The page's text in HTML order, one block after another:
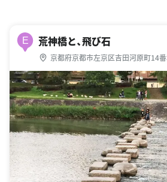
E 荒神橋と、飛び石
京都府京都市左京区吉田河原町14